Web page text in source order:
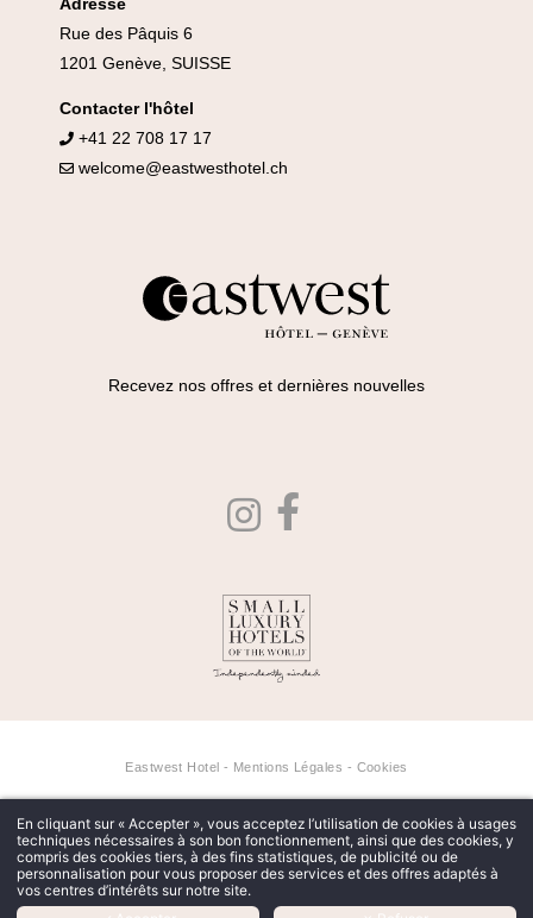
Adresse
Rue des Pâquis 6
1201 Genève, SUISSE
Contacter l'hôtel
+41 22 708 17 17
welcome@eastwesthotel.ch
Recevez nos offres et dernières nouvelles
Eastwest Hotel - Mentions Légales - Cookies
En cliquant sur « Accepter », vous acceptez l’utilisation de cookies à usages
techniques nécessaires à son bon fonctionnement, ainsi que des cookies, y
compris des cookies tiers, à des fins statistiques, de publicité ou de
personnalisation pour vous proposer des services et des offres adaptés à
vos centres d’intérêts sur notre site.